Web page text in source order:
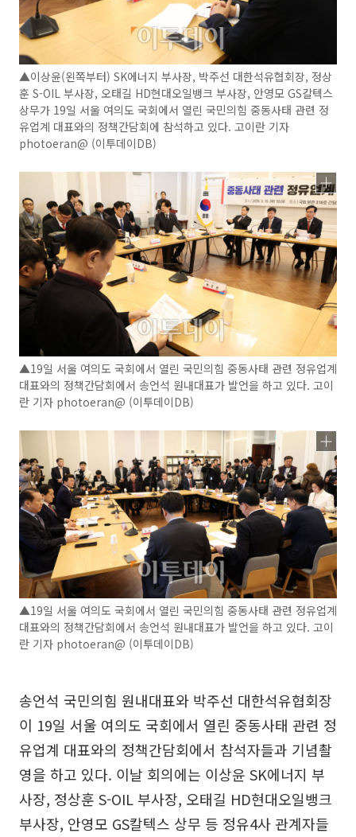
▲이상윤(왼쪽부터) SK에너지 부사장, 박주선 대한석유협회장, 정상
훈 S-OIL 부사장, 오태길 HD현대오일뱅크 부사장, 안영모 GS칼텍스
상무가 19일 서울 여의도 국회에서 열린 국민의힘 중동사태 관련 정
유업계 대표와의 정책간담회에 참석하고 있다. 고이란 기자
photoeran@ (이투데이DB)
▲19일 서울 여의도 국회에서 열린 국민의힘 중동사태 관련 정유업계
대표와의 정책간담회에서 송언석 원내대표가 발언을 하고 있다. 고이
란 기자 photoeran@ (이투데이DB)
▲19일 서울 여의도 국회에서 열린 국민의힘 중동사태 관련 정유업계
대표와의 정책간담회에서 송언석 원내대표가 발언을 하고 있다. 고이
란 기자 photoeran@ (이투데이DB)
송언석 국민의힘 원내대표와 박주선 대한석유협회장
이 19일 서울 여의도 국회에서 열린 중동사태 관련 정
유업계 대표와의 정책간담회에서 참석자들과 기념촬
영을 하고 있다. 이날 회의에는 이상윤 SK에너지 부
사장, 정상훈 S-OIL 부사장, 오태길 HD현대오일뱅크
부사장, 안영모 GS칼텍스 상무 등 정유4사 관계자들